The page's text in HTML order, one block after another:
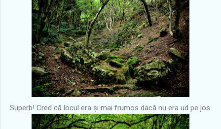
Superb! Cred că locul era și mai frumos dacă nu era ud pe jos.